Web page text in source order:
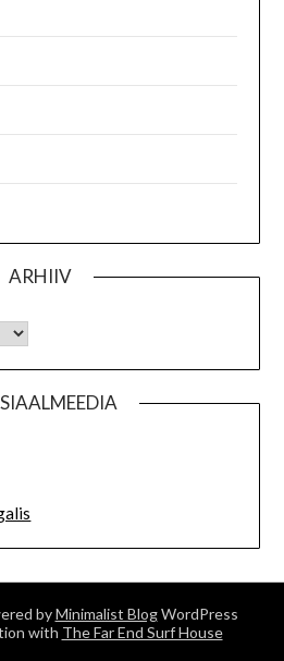
ARHIIV
byMinimalist BlogWordPress
with The Far End Surf House